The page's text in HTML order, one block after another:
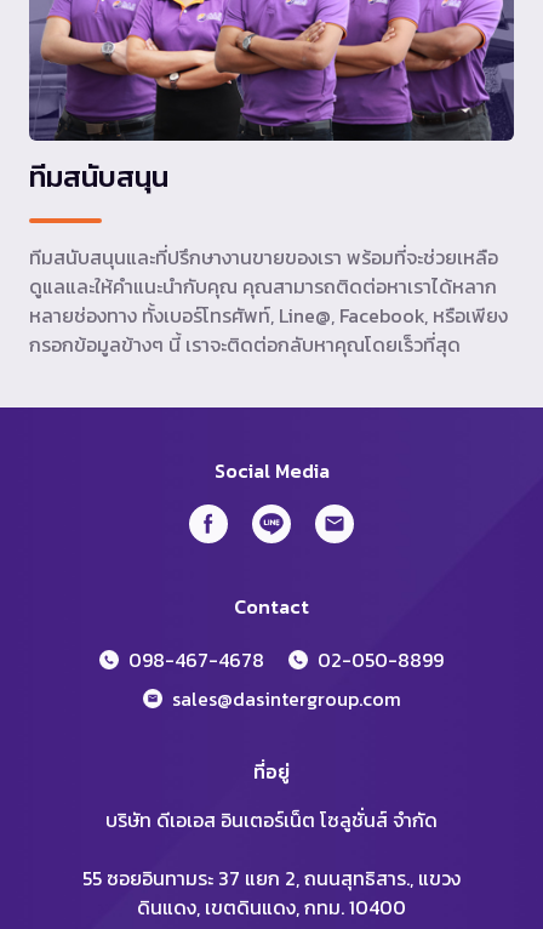
ทีมสนับสนุน
ทีมสนับสนุนและที่ปรึกษางานขายของเรา พร้อมที่จะช่วยเหลือ
ดูแลและให้คำแนะนำกับคุณ คุณสามารถติดต่อหาเราได้หลาก
หลายช่องทาง ทั้งเบอร์โทรศัพท์, Line@, Facebook, หรือเพียง
กรอกข้อมูลข้างๆ นี้ เราจะติดต่อกลับหาคุณโดยเร็วที่สุด
Social Media
Contact
098-467-4678
02-050-8899
sales@dasintergroup.com
ที่อยู่
บริษัท ดีเอเอส อินเตอร์เน็ต โซลูชั่นส์ จำกัด
55 ซอยอินทามระ 37 แยก 2, ถนนสุทธิสาร., แขวง
ดินแดง, เขตดินแดง, กทม. 10400